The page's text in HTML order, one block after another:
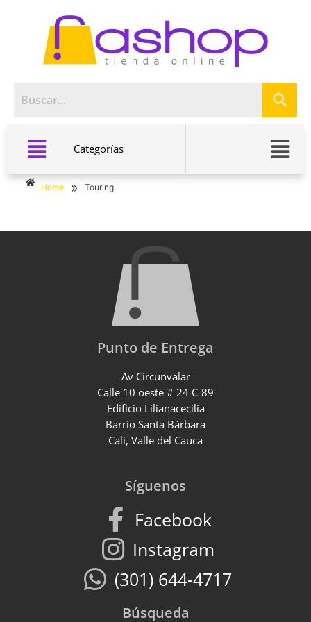
Categorías
Home » Touring
Punto de Entrega
Av Circunvalar
Calle 10 oeste # 24 C-89
Edificio Lilianacecilia
Barrio Santa Bárbara
Cali, Valle del Cauca
Síguenos
Facebook
Instagram
(301) 644-4717
Búsqueda